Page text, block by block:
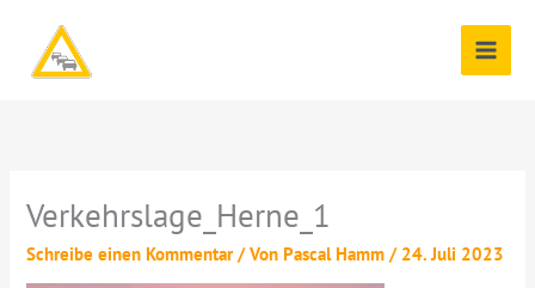
springen
Verkehrslage_Herne_1
Schreibe einen Kommentar / VonPascal Hamm/ 24. Juli 2023